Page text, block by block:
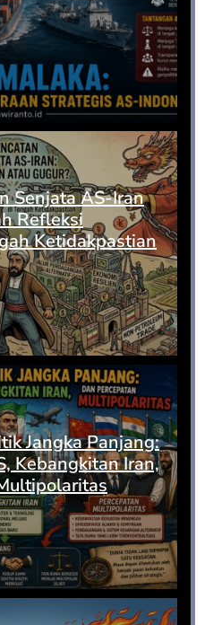
Senjata AS-Iran
Refleksi
Ketidakpastian
Jangka Panjang:
Kebangkitan Iran,